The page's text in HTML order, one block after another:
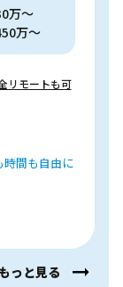
万〜
万〜
リモートも可
時間も自由に
っと見る